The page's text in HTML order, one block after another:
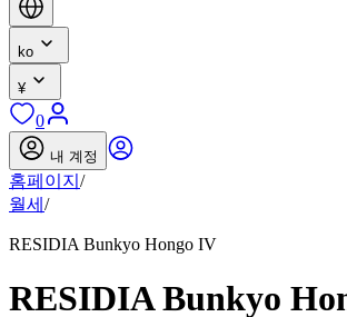
ko
¥
0
내 계정
홈페이지 /
월세 /
RESIDIA Bunkyo Hongo IV
RESIDIA Bunkyo